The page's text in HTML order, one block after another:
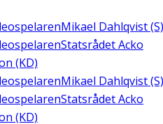
Mikael Dahlqvist (S)
Statsrådet Acko
(KD)
Mikael Dahlqvist (S)
Statsrådet Acko
(KD)